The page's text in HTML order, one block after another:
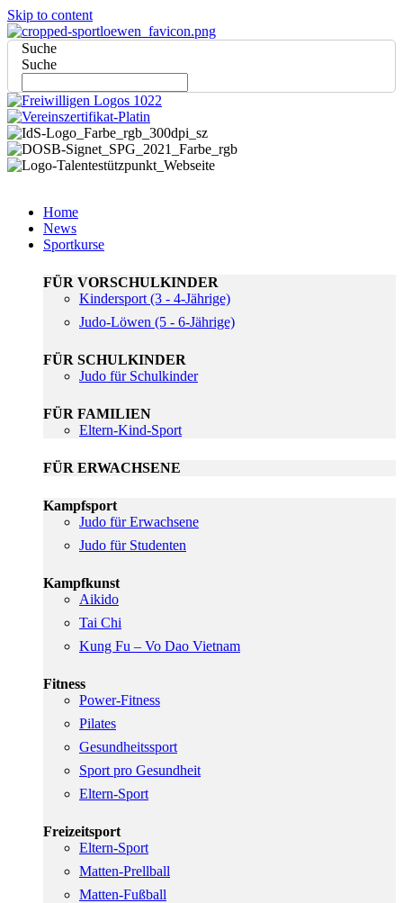
Skip to content
Suche
Suche
Home
News
Sportkurse
FÜR VORSCHULKINDER
Kindersport (3 - 4-Jährige)
Judo-Löwen (5 - 6-Jährige)
FÜR SCHULKINDER
Judo für Schulkinder
FÜR FAMILIEN
Eltern-Kind-Sport
FÜR ERWACHSENE
Kampfsport
Judo für Erwachsene
Judo für Studenten
Kampfkunst
Aikido
Tai Chi
Kung Fu – Vo Dao Vietnam
Fitness
Power-Fitness
Pilates
Gesundheitssport
Sport pro Gesundheit
Eltern-Sport
Freizeitsport
Eltern-Sport
Matten-Prellball
Matten-Fußball